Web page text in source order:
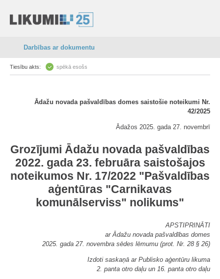
Darbības ar dokumentu
Tiesību akts: spēkā esošs
Ādažu novada pašvaldības domes saistošie noteikumi Nr.
42/2025
Ādažos 2025. gada 27. novembrī
Grozījumi Ādažu novada pašvaldības
2022. gada 23. februāra saistošajos
noteikumos Nr. 17/2022 "Pašvaldības
aģentūras "Carnikavas
komunālserviss" nolikums"
APSTIPRINĀTI
ar Ādažu novada pašvaldības domes
2025. gada 27. novembra sēdes lēmumu (prot. Nr. 28 § 26)
Izdoti saskaņā ar Publisko aģentūru likuma
2. panta otro daļu un 16. panta otro daļu